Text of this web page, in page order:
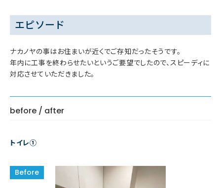
エピソード
ナカノヤの事はお住まいが近くでご存知だったそうです。
年内に工事を終わらせたいというご要望でしたので、スピーディに
対応させていただきました。
before / after
トイレ①